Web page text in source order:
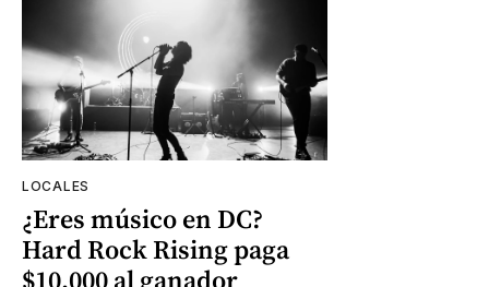
LOCALES
¿Eres músico en DC?
Hard Rock Rising paga
$10.000 al ganador